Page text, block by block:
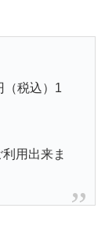
（税込）1
用出来ま